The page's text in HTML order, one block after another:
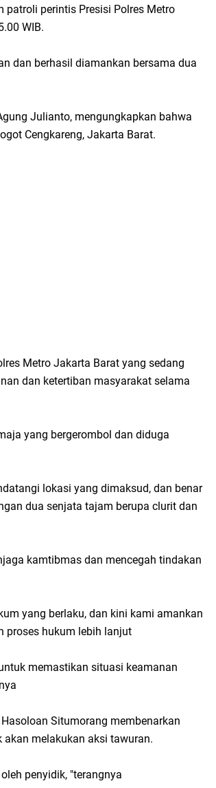
perintis Presisi Polres Metro
WIB.
dan berhasil diamankan bersama dua
Julianto, mengungkapkan bahwa
Cengkareng, Jakarta Barat.
Metro Jakarta Barat yang sedang
dan ketertiban masyarakat selama
yang bergerombol dan diduga
lokasi yang dimaksud, dan benar
dua senjata tajam berupa clurit dan
kamtibmas dan mencegah tindakan
yang berlaku, dan kini kami amankan
proses hukum lebih lanjut
memastikan situasi keamanan
Situmorang membenarkan
melakukan aksi tawuran.
penyidik, "terangnya